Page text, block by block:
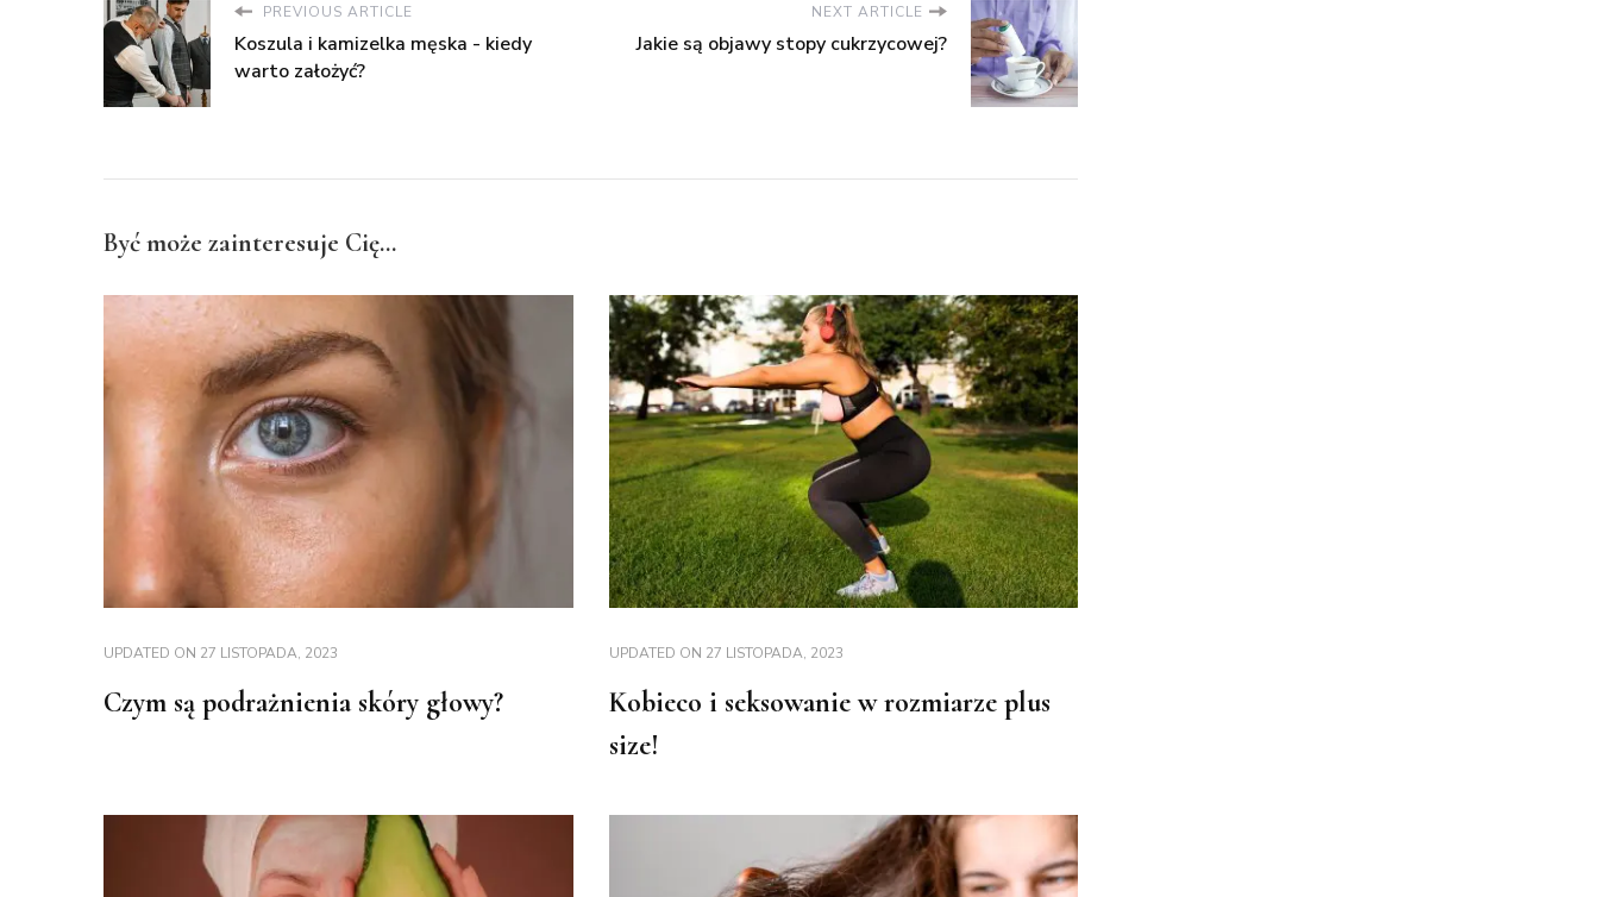
PREVIOUS ARTICLE
Koszula i kamizelka męska - kiedy
warto założyć?
NEXT ARTICLE
Jakie są objawy stopy cukrzycowej?
Być może zainteresuje Cię...
UPDATED ON 27 LISTOPADA, 2023
Czym są podrażnienia skóry głowy?
UPDATED ON 27 LISTOPADA, 2023
Kobieco i seksowanie w rozmiarze plus
size!